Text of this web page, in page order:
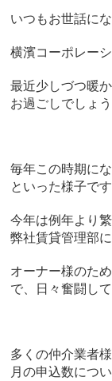
いつもお世話に
横濱コーポレー
最近少しづつ暖
お過ごしでしょう
毎年この時期に
といった様子です
今年は例年より
弊社賃貸管理部に
オーナー様のた
で、日々奮闘し
多くの仲介業者
月の申込数につい